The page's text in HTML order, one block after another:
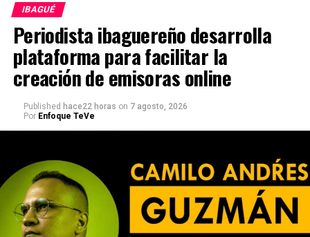
IBAGUÉ
Periodista ibaguereño desarrolla
plataforma para facilitar la
creación de emisoras online
Published hace22 horas on 7 agosto, 2026
Por Enfoque TeVe